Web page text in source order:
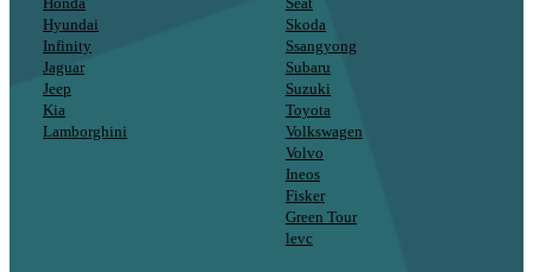
Hyundai
Infinity
Jaguar
Jeep
Kia
Lamborghini
Skoda
Ssangyong
Subaru
Suzuki
Toyota
Volkswagen
Volvo
Ineos
Fisker
Green Tour
levc